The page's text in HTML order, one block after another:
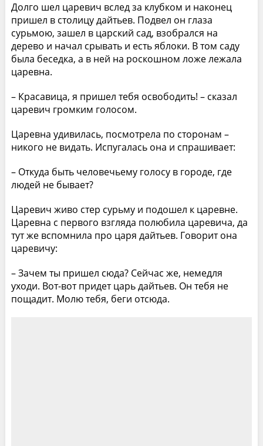
Долго шел царевич вслед за клубком и наконец
пришел в столицу дайтьев. Подвел он глаза
сурьмою, зашел в царский сад, взобрался на
дерево и начал срывать и есть яблоки. В том саду
была беседка, а в ней на роскошном ложе лежала
царевна.
– Красавица, я пришел тебя освободить! – сказал
царевич громким голосом.
Царевна удивилась, посмотрела по сторонам –
никого не видать. Испугалась она и спрашивает:
– Откуда быть человечьему голосу в городе, где
людей не бывает?
Царевич живо стер сурьму и подошел к царевне.
Царевна с первого взгляда полюбила царевича, да
тут же вспомнила про царя дайтьев. Говорит она
царевичу:
– Зачем ты пришел сюда? Сейчас же, немедля
уходи. Вот-вот придет царь дайтьев. Он тебя не
пощадит. Молю тебя, беги отсюда.